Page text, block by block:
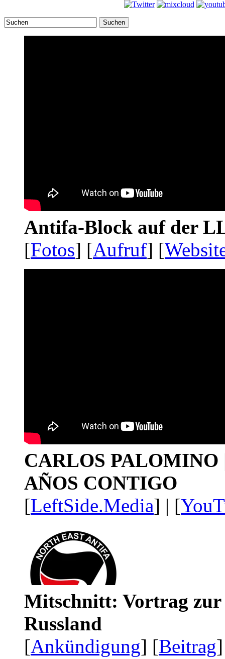
Suchen
Antifa-Block auf der
[Fotos] [Aufruf] [
CARLOS PALOMINO
AÑOS CONTIGO
[LeftSide.Media] | [
Mitschnitt: Vortrag zur
Russland
[Ankündigung] [Beitrag